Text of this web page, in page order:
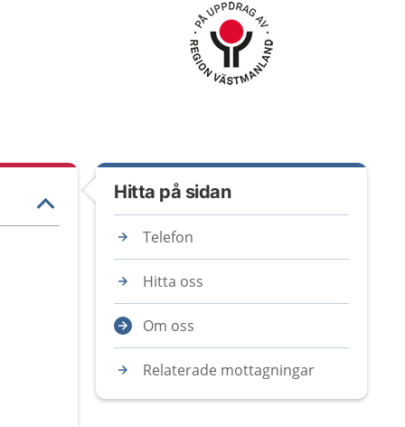
Hitta på sidan
Telefon
Hitta oss
Om oss
Relaterade mottagningar